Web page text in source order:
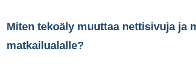
Miten tekoäly muuttaa nettisivuja ja
matkailualalle?